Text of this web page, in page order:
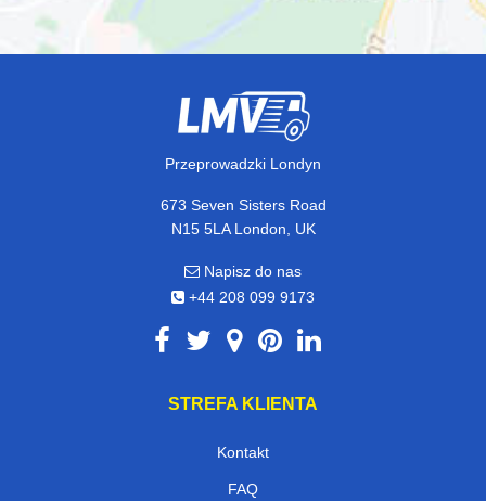
Przeprowadzki Londyn
673 Seven Sisters Road
N15 5LA London, UK
Napisz do nas
+44 208 099 9173
STREFA KLIENTA
Kontakt
FAQ